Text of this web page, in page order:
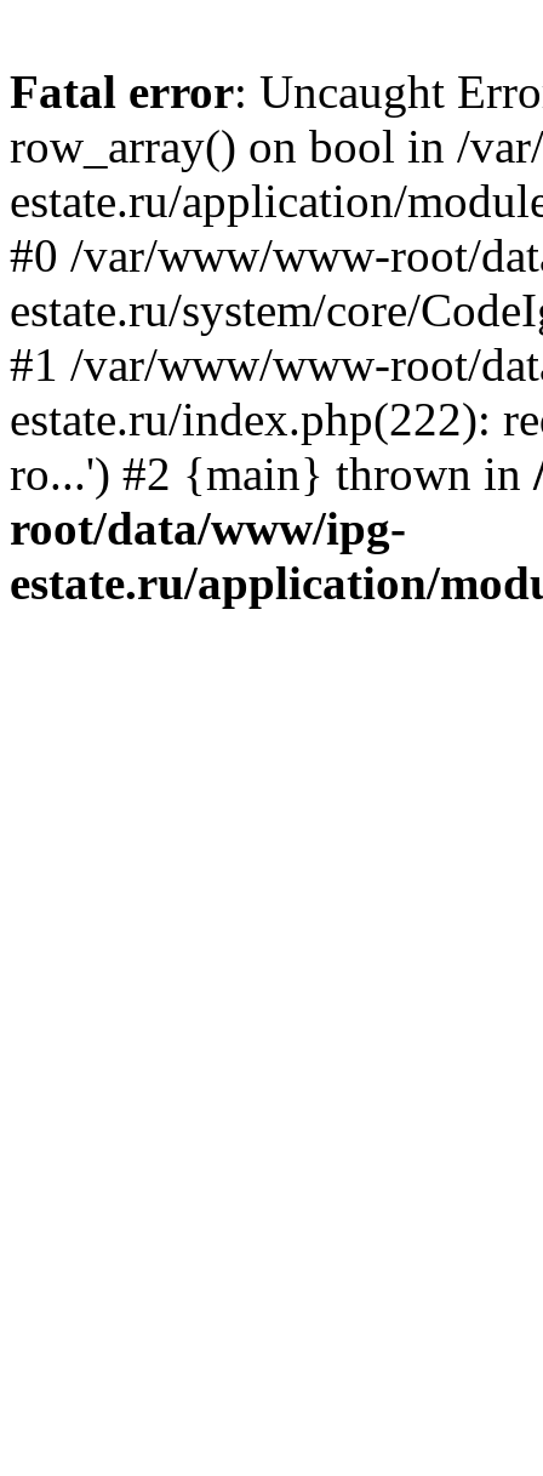
Fatal error: Uncaught
row_array() on bool in /
estate.ru/application/
#0 /var/www/www-root/
estate.ru/system/core/
#1 /var/www/www-root/
estate.ru/index.php(222):
ro...') #2 {main} thrown in
root/data/www/ipg-
estate.ru/application/